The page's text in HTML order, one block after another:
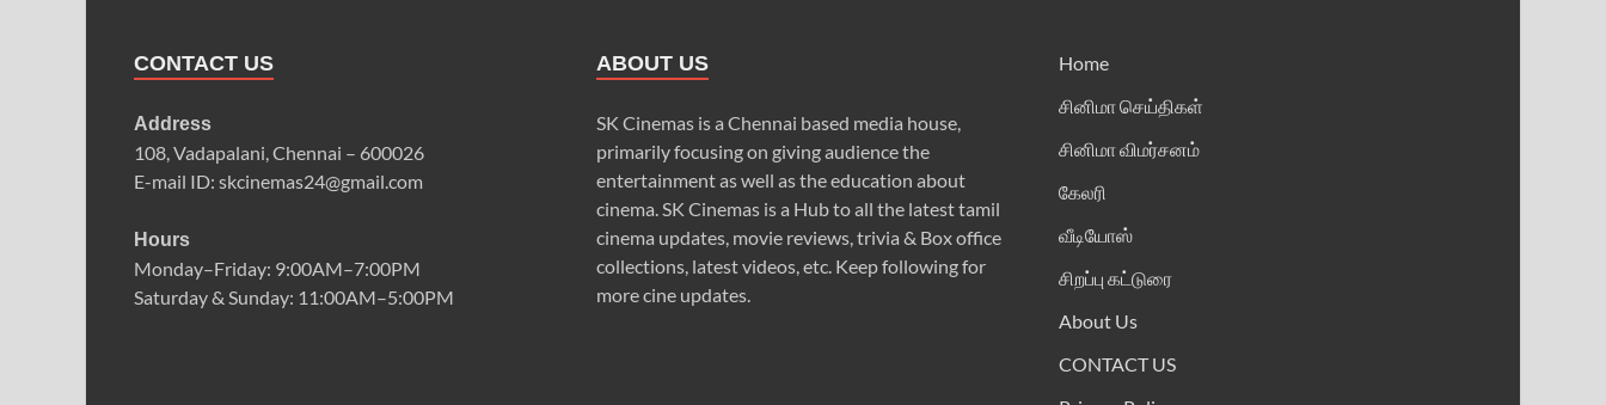
CONTACT US
Address
108, Vadapalani, Chennai – 600026
E-mail ID: skcinemas24@gmail.com
Hours
Monday–Friday: 9:00AM–7:00PM
Saturday & Sunday: 11:00AM–5:00PM
ABOUT US
SK Cinemas is a Chennai based media house,
primarily focusing on giving audience the
entertainment as well as the education about
cinema. SK Cinemas is a Hub to all the latest tamil
cinema updates, movie reviews, trivia & Box office
collections, latest videos, etc. Keep following for
more cine updates.
Home
சினிமா செய்திகள்
சினிமா விமர்சனம்
கேலரி
வீடியோஸ்
சிறப்பு கட்டுரை
About Us
CONTACT US